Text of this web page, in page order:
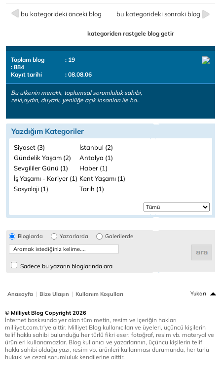
bu kategorideki önceki blog bu kategorideki sonraki blog
kategoriden rastgele blog getir
Toplam blog
: 19
: 884
Kayıt tarihi
: 08.08.06
Bu ülkenin meraklı, toplumsal sorumluluk sahibi,
zeki,aydın, duyarlı, yeniliğe açık insanları ile ha..
Yazdığım Kategoriler
Siyaset (3)
İstanbul (2)
Gündelik Yaşam (2)
Antalya (1)
Sevgililer Günü (1)
Haber (1)
İş Yaşamı - Kariyer (1) Kent Yaşamı (1)
Sosyoloji (1)
Tarih (1)
Bloglarda Yazarlarda Galerilerde
Sadece bu yazarın bloglarında ara
Anasayfa | Bize Ulaşın | Kullanım Koşulları Yukarı
© Milliyet Blog Copyright 2026
İnternet baskısında yer alan tüm metin, resim ve içeriğin hakları
milliyet.com.tr'ye aittir. Milliyet Blog kullanıcıları ve üyeleri, üçüncü kişilerin
telif hakkı sahibi bulunduğu her türlü fikri eser, fotoğraf, resim vb. materyal ve
ürünleri kullanamazlar. Blog kullanıcı ve yazarlarının, üçüncü kişilerin telif
hakkı sahibi olduğu yazı, resim vb. ürünleri kullanması durumunda, her türlü
hukuki ve cezai sorumluluk kendilerine aittir.